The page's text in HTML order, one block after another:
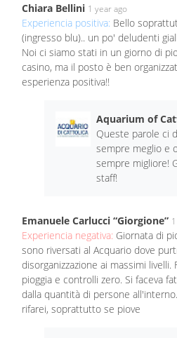
Chiara Bellini 1 year ago
Experiencia positiva: Bello
(ingresso blu).. un po' deludenti
Noi ci siamo stati in un giorno di
casino, ma il posto è ben
esperienza positiva!!
Aquarium of
Queste parole ci
sempre meglio e
sempre migliore!
staff!
Emanuele Carlucci “Giorgione”
Experiencia negativa: Giornata di
sono riversati al Acquario dove
disorganizzazione ai massimi livelli.
pioggia e controlli zero. Si faceva
dalla quantità di persone
rifarei, soprattutto se piove